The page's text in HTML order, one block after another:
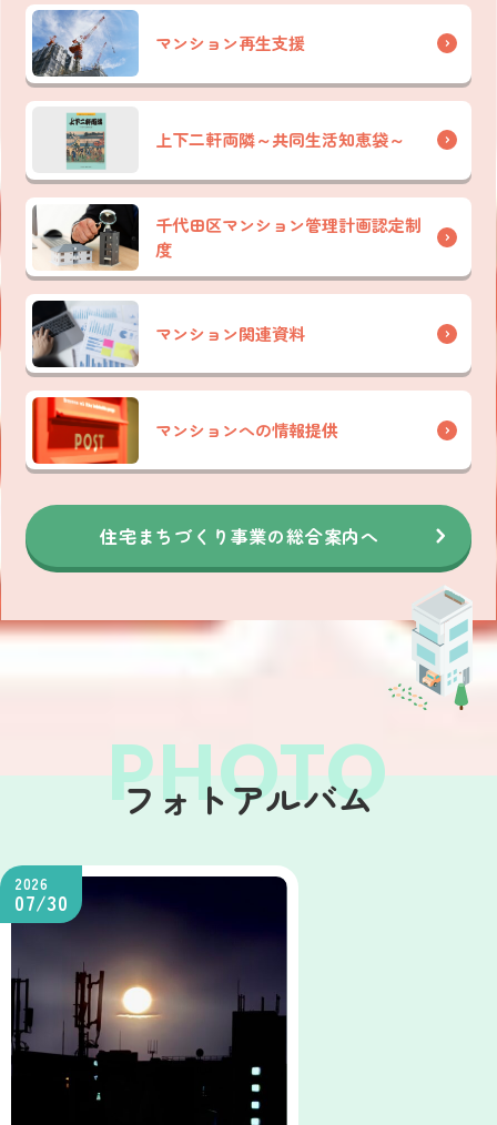
マンション再生支援
上下二軒両隣～共同生活知恵袋～
千代田区マンション管理計画認定制
度
マンション関連資料
マンションへの情報提供
住宅まちづくり事業の総合案内へ
フォトアルバム
2026
07/30